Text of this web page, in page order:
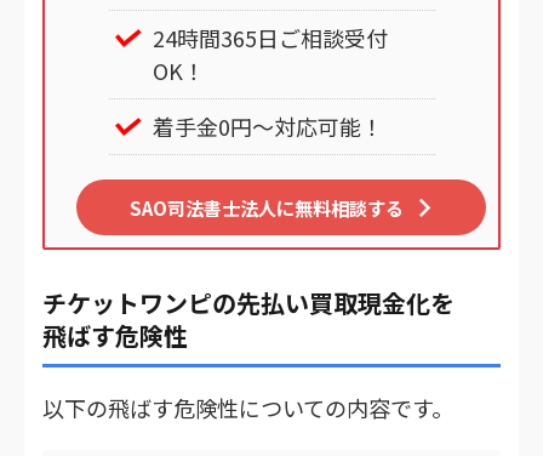
24時間365日ご相談受付
OK！
着手金0円～対応可能！
SAO司法書士法人に無料相談する
チケットワンピの先払い買取現金化を
飛ばす危険性
以下の飛ばす危険性についての内容です。